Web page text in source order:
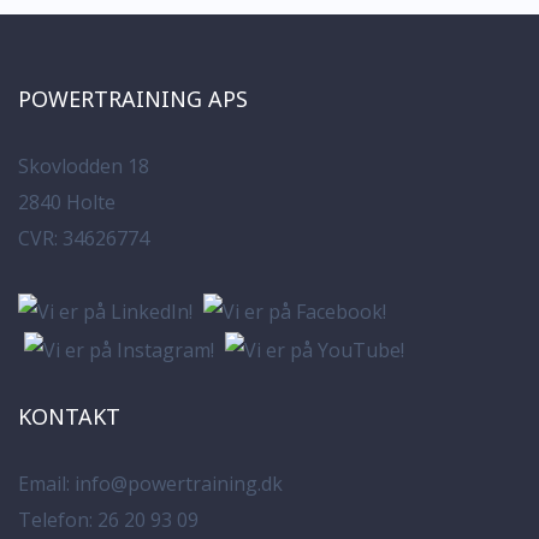
POWERTRAINING APS
Skovlodden 18
2840 Holte
CVR: 34626774
KONTAKT
Email: info@powertraining.dk
Telefon: 26 20 93 09